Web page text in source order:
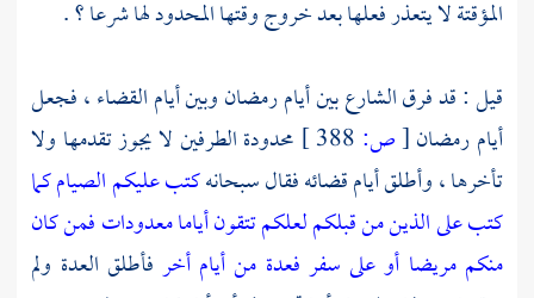
المؤقتة لا يتعذر فعلها بعد خروج وقتها المحدود لها شرعا ؟ .
قيل : قد فرق الشارع بين أيام رمضان وبين أيام القضاء ، فجعل
أيام رمضان[ص:
محدودة الطرفين لا يجوز تقدمها ولا
تأخرها ، وأطلق أيام قضائه فقال سبحانهكتب عليكم الصيام كما
كتب على الذين من قبلكم لعلكم تتقونأياما معدودات فمن كان
منكم مريضا أو على سفر فعدة من أيام أخر فأطلق العدة ولم